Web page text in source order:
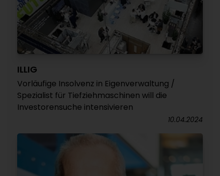
ILLIG
Vorläufige Insolvenz in Eigenverwaltung /
Spezialist für Tiefziehmaschinen will die
Investorensuche intensivieren
10.04.2024